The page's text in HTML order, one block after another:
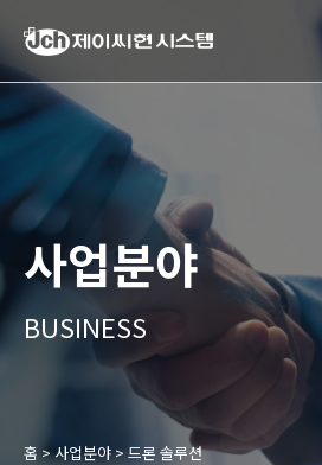
제
씨
시
스
템
(주)
사업분야
BUSINESS
홈 >사업분야 > 드론 솔루션